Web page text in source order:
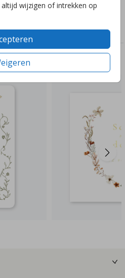
wijzigen of intrekken op
misschien ook leuk